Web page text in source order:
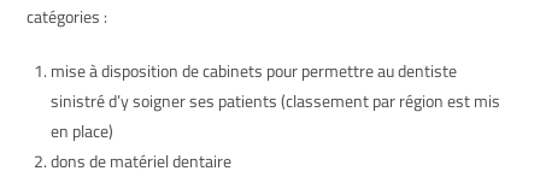
catégories :
mise à disposition de cabinets pour permettre au dentiste
sinistré d’y soigner ses patients (classement par région est mis
en place)
dons de matériel dentaire